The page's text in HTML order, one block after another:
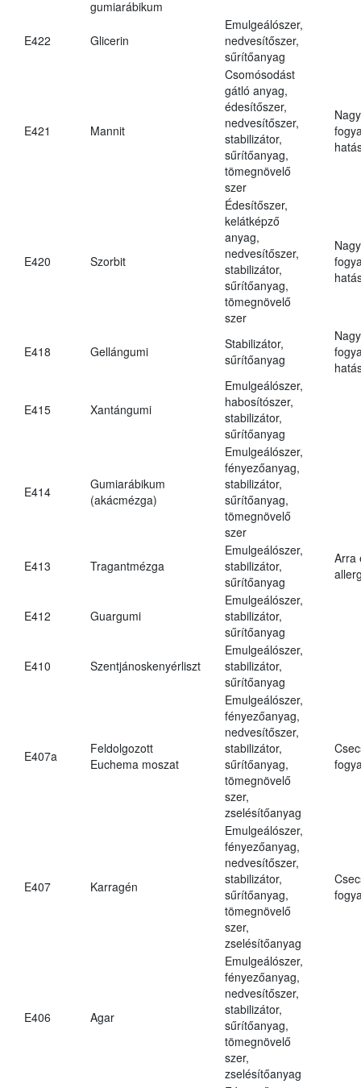
gumiarábikum
E422 Glicerin
Emulgeálószer,
nedvesítőszer,
sűrítőanyag
E421 Mannit
Csomósodást
gátló anyag,
édesítőszer,
nedvesítőszer,
stabilizátor,
sűrítőanyag,
tömegnövelő
szer
E420 Szorbit
Édesítőszer,
kelátképző
anyag,
nedvesítőszer,
stabilizátor,
sűrítőanyag,
tömegnövelő
szer
E418 Gellángumi
Stabilizátor,
sűrítőanyag
E415 Xantángumi
Emulgeálószer,
habosítószer,
stabilizátor,
sűrítőanyag
E414
Gumiarábikum
(akácmézga)
Emulgeálószer,
fényezőanyag,
stabilizátor,
sűrítőanyag,
tömegnövelő
szer
E413 Tragantmézga
Emulgeálószer,
stabilizátor,
sűrítőanyag
Arra
E412 Guargumi
Emulgeálószer,
stabilizátor,
sűrítőanyag
E410 Szentjánoskenyérliszt
Emulgeálószer,
stabilizátor,
sűrítőanyag
E407a
Feldolgozott
Euchema moszat
Emulgeálószer,
fényezőanyag,
nedvesítőszer,
stabilizátor,
sűrítőanyag,
tömegnövelő
szer,
zselésítőanyag
E407 Karragén
Emulgeálószer,
fényezőanyag,
nedvesítőszer,
stabilizátor,
sűrítőanyag,
tömegnövelő
szer,
zselésítőanyag
E406 Agar
Emulgeálószer,
fényezőanyag,
nedvesítőszer,
stabilizátor,
sűrítőanyag,
tömegnövelő
szer,
zselésítőanyag